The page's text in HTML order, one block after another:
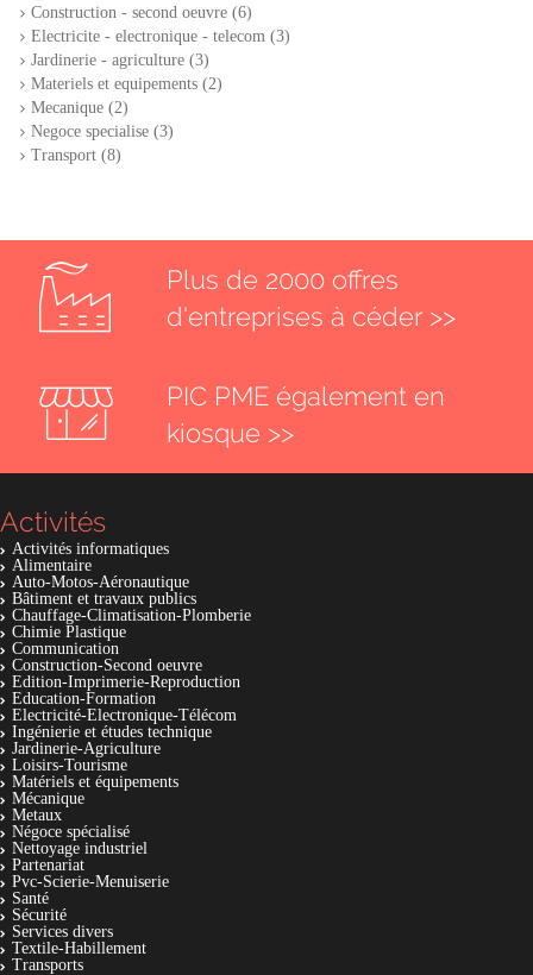
Construction - second oeuvre (6)
Electricite - electronique - telecom (3)
Jardinerie - agriculture (3)
Materiels et equipements (2)
Mecanique (2)
Negoce specialise (3)
Transport (8)
Plus de 2000 offres
d'entreprises à céder >>
PIC PME également en
kiosque >>
Activités
Activités informatiques
Alimentaire
Auto-Motos-Aéronautique
Bâtiment et travaux publics
Chauffage-Climatisation-Plomberie
Chimie Plastique
Communication
Construction-Second oeuvre
Edition-Imprimerie-Reproduction
Education-Formation
Electricité-Electronique-Télécom
Ingénierie et études technique
Jardinerie-Agriculture
Loisirs-Tourisme
Matériels et équipements
Mécanique
Metaux
Négoce spécialisé
Nettoyage industriel
Partenariat
Pvc-Scierie-Menuiserie
Santé
Sécurité
Services divers
Textile-Habillement
Transports